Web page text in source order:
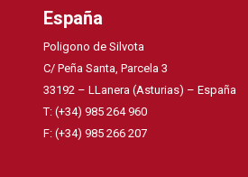
España
Poligono de Silvota
C/ Peña Santa, Parcela 3
33192 – LLanera (Asturias) – España
T: (+34) 985 264 960
F: (+34) 985 266 207